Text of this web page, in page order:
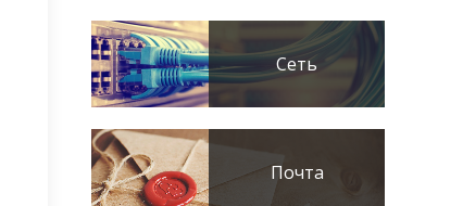
Сеть
Почта